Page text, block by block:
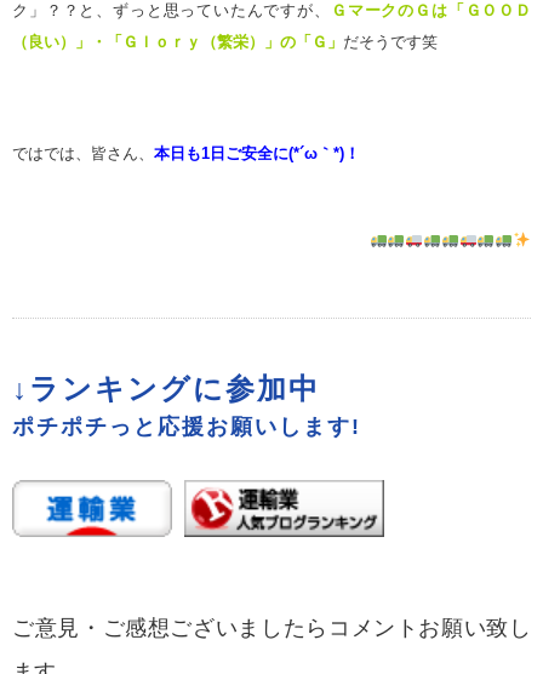
ク」？？と、ずっと思っていたんですが、
ＧマークのＧは「 ＧＯＯＤ
（良い）」・「Ｇｌｏｒｙ（繁栄）」の「Ｇ」 だそうです笑
ではでは、皆さん、 本日も1日ご安全に(*´ω｀*)！
↓ランキングに参加中
ポチポチっと応援お願いします!
ご意見・ご感想ございましたらコメントお願い致し